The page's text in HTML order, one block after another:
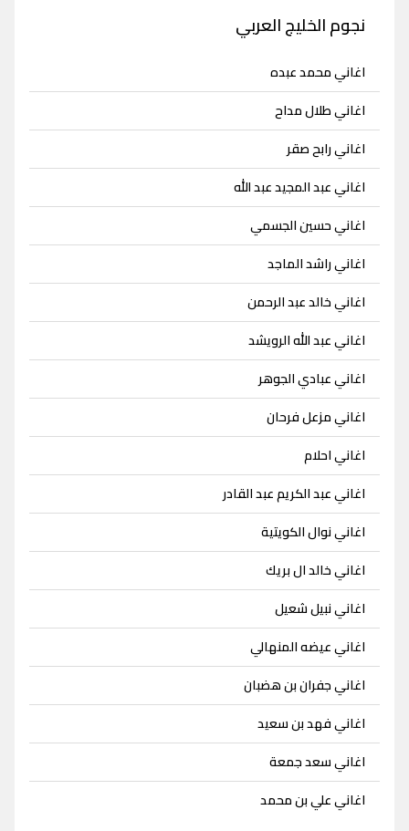
نجوم الخليج العربي
اغاني محمد عبده
اغاني طلال مداح
اغاني رابح صقر
اغاني عبد المجيد عبد الله
اغاني حسين الجسمي
اغاني راشد الماجد
اغاني خالد عبد الرحمن
اغاني عبد الله الرويشد
اغاني عبادي الجوهر
اغاني مزعل فرحان
اغاني احلام
اغاني عبد الكريم عبد القادر
اغاني نوال الكويتية
اغاني خالد ال بريك
اغاني نبيل شعيل
اغاني عيضه المنهالي
اغاني جفران بن هضبان
اغاني فهد بن سعيد
اغاني سعد جمعة
اغاني علي بن محمد